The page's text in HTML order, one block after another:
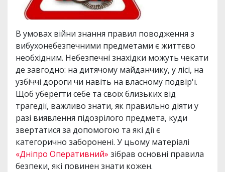
В умовах війни знання правил поводження з
вибухонебезпечними предметами є життєво
необхідним. Небезпечні знахідки можуть чекати
де завгодно: на дитячому майданчику, у лісі, на
узбіччі дороги чи навіть на власному подвір'ї.
Щоб уберегти себе та своїх близьких від
трагедії, важливо знати, як правильно діяти у
разі виявлення підозрілого предмета, куди
звертатися за допомогою та які дії є
категорично заборонені. У цьому матеріалі
«Дніпро Оперативний» зібрав основні правила
безпеки, які повинен знати кожен.